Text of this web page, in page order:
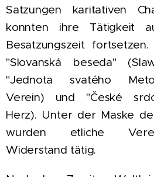
Satzungen karitativen
konnten ihre Tätigkeit
Besatzungszeit
"Slovanská beseda"
"Jednota svatého
Verein) und "České
Herz). Unter der Maske
wurden etliche
Widerstand tätig.